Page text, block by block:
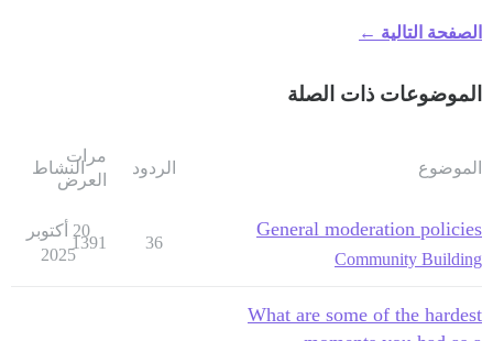
الصفحة التالية ←
الموضوعات ذات الصلة
الموضوع الردود
مرات
العرض
النشاط
General moderation policies
Community Building
36
1391
20 أكتوبر
2025
What are some of the hardest